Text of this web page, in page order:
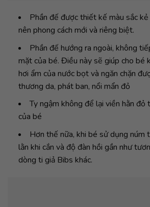
Phần đế được thiết kế màu sắc
nên phong cách mới và riêng biệt.
Phần đế hướng ra ngoài, không
mặt của bé. Điều này sẽ giúp cho bé
hơi ẩm của nước bọt và ngăn chặn
thương da, phát ban, nổi mẩn đỏ
Ty ngậm không để lại viền hằn đỏ
của bé
Hơn thế nữa, khi bé sử dụng núm
lằn khi cắn và độ đàn hồi gần như
dòng ti giả Bibs khác.